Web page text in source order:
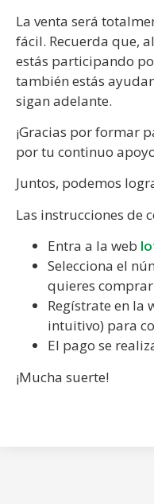
La venta será
fácil. Recuerda que,
estás participando
también estás
sigan adelante.
¡Gracias por formar
por tu continuo
Juntos, podemos
Las instrucciones de
Entra a la web
Selecciona el
quieres
Regístrate en la
intuitivo) para
El pago se
¡Mucha suerte!